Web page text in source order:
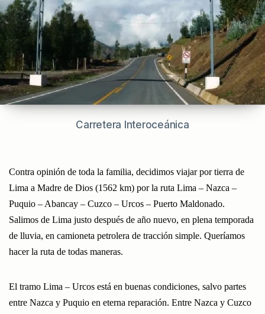
Carretera Interoceánica
Contra opinión de toda la familia, decidimos viajar por tierra de
Lima a Madre de Dios (1562 km) por la ruta Lima – Nazca –
Puquio – Abancay – Cuzco – Urcos – Puerto Maldonado.
Salimos de Lima justo después de año nuevo, en plena temporada
de lluvia, en camioneta petrolera de tracción simple. Queríamos
hacer la ruta de todas maneras.
El tramo Lima – Urcos está en buenas condiciones, salvo partes
entre Nazca y Puquio en eterna reparación. Entre Nazca y Cuzco